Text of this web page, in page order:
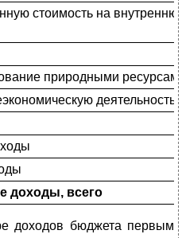
стоимость на
природными
деятельность
доходы, всего
доходов бюджета первым